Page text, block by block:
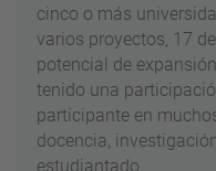
cinco o más
varios proyectos, 17
potencial de
tenido una
participante en
docencia,
estudiantado.